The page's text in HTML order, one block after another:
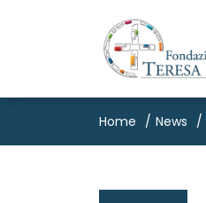
Home News